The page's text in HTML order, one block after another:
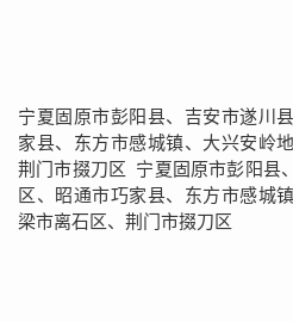
宁夏固原市彭阳县、吉安市遂川
家县、东方市感城镇、大兴安岭
荆门市掇刀区 宁夏固原市彭阳县
区、昭通市巧家县、东方市感城
梁市离石区、荆门市掇刀区